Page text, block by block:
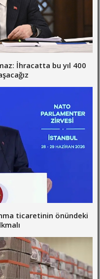
İhracatta bu yıl 400
ticaretinin önündeki